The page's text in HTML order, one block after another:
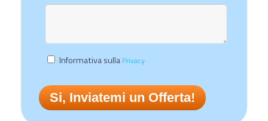
Informativa sulla Privacy